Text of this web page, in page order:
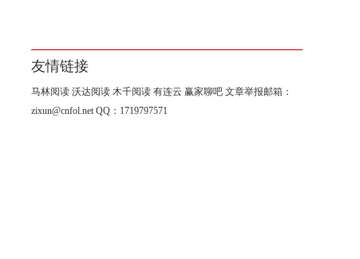
友情链接
马林阅读 沃达阅读 木千阅读 有连云 赢家聊吧 文章举报邮箱：
zixun@cnfol.net QQ：1719797571